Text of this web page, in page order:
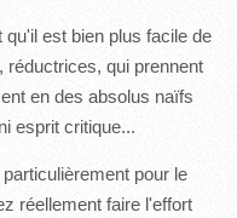
est bien plus facile de
qui prennent
en des absolus naïfs
esprit critique...
pour le
réellement faire l'effort